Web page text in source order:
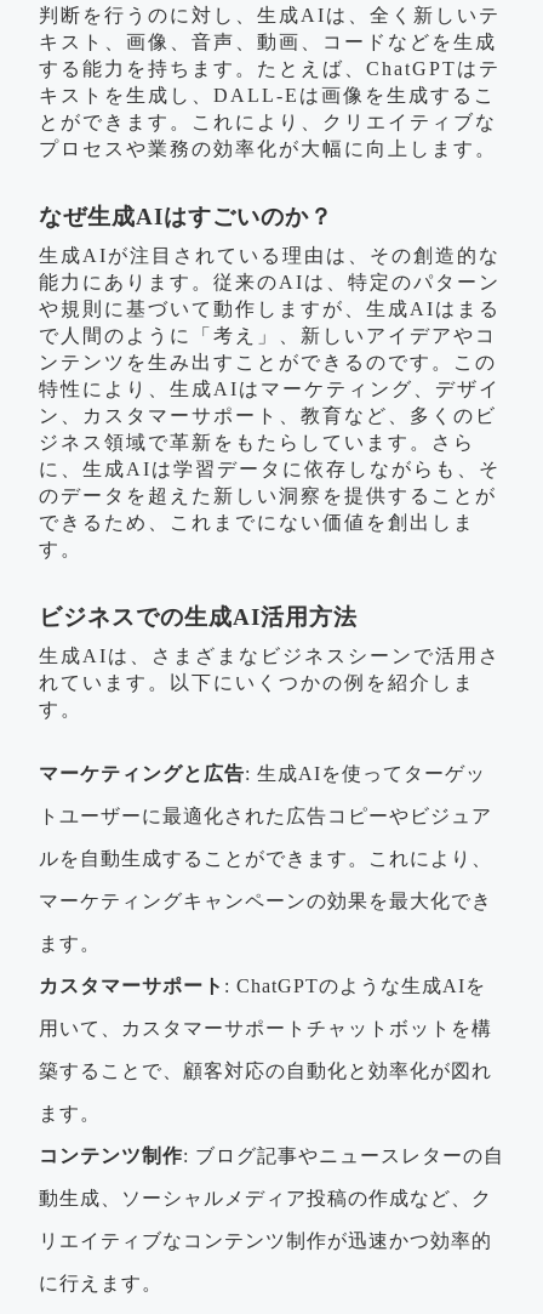
判断を行うのに対し、生成AIは、全く新しいテ
キスト、画像、音声、動画、コードなどを生成
する能力を持ちます。たとえば、ChatGPTはテ
キストを生成し、DALL-Eは画像を生成するこ
とができます。これにより、クリエイティブな
プロセスや業務の効率化が大幅に向上します。
なぜ生成AIはすごいのか？
生成AIが注目されている理由は、その創造的な
能力にあります。従来のAIは、特定のパターン
や規則に基づいて動作しますが、生成AIはまる
で人間のように「考え」、新しいアイデアやコ
ンテンツを生み出すことができるのです。この
特性により、生成AIはマーケティング、デザイ
ン、カスタマーサポート、教育など、多くのビ
ジネス領域で革新をもたらしています。さら
に、生成AIは学習データに依存しながらも、そ
のデータを超えた新しい洞察を提供することが
できるため、これまでにない価値を創出しま
す。
ビジネスでの生成AI活用方法
生成AIは、さまざまなビジネスシーンで活用さ
れています。以下にいくつかの例を紹介しま
す。
マーケティングと広告: 生成AIを使ってターゲッ
トユーザーに最適化された広告コピーやビジュア
ルを自動生成することができます。これにより、
マーケティングキャンペーンの効果を最大化でき
ます。
カスタマーサポート : ChatGPTのような生成AIを
用いて、カスタマーサポートチャットボットを構
築することで、顧客対応の自動化と効率化が図れ
ます。
コンテンツ制作: ブログ記事やニュースレターの自
動生成、ソーシャルメディア投稿の作成など、ク
リエイティブなコンテンツ制作が迅速かつ効率的
に行えます。